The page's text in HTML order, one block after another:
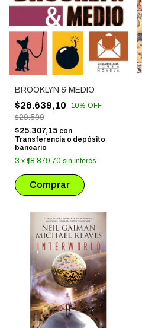
BROOKLYN & MEDIO
$26.639,10 -10% OFF
$29.599
$25.307,15 con
Transferencia o depósito
bancario
3 x $8.879,70 sin interés